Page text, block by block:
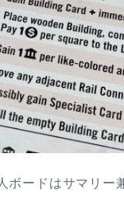
ードはサマリー